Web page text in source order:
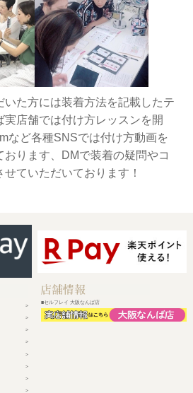
いた方には装着方法を記載したテ
実店舗では付け方レッスンを開
など各種SNSでは付け方動画を
ります、DMで装着の疑問やコ
ていただいております！
■セルフレイ 大阪なんば店